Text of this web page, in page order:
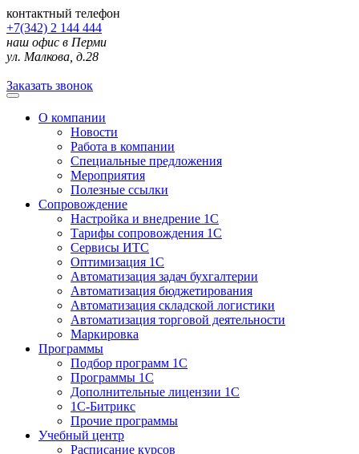
контактный телефон
+7(342) 2 144 444
наш офис в Перми
ул. Малкова, д.28
Заказать звонок
О компании
Новости
Работа в компании
Специальные предложения
Мероприятия
Полезные ссылки
Сопровождение
Настройка и внедрение 1С
Тарифы сопровождения 1С
Сервисы ИТС
Оптимизация 1С
Автоматизация задач бухгалтерии
Автоматизация бюджетирования
Автоматизация складской логистики
Автоматизация торговой деятельности
Маркировка
Программы
Подбор программ 1С
Программы 1С
Дополнительные лицензии 1С
1С-Битрикс
Прочие программы
Учебный центр
Расписание курсов